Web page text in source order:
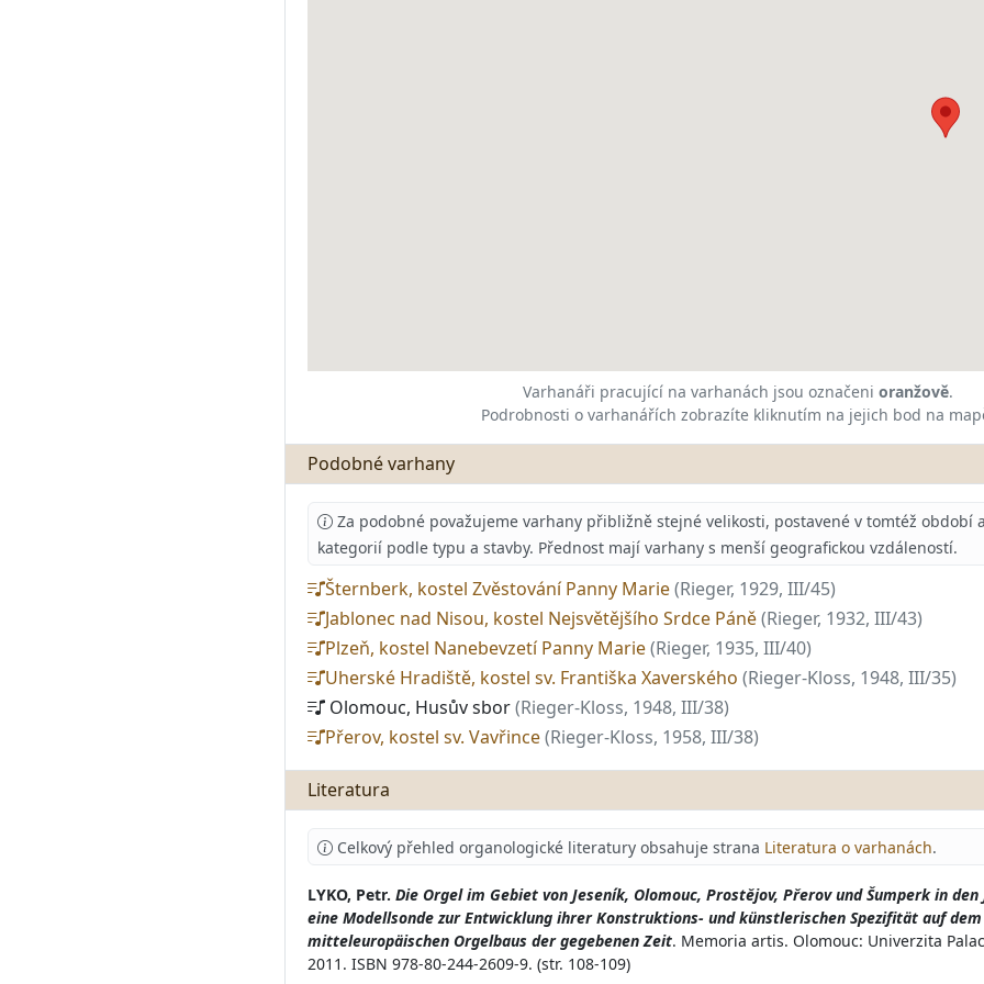
Varhanáři pracující na varhanách jsou označeni oranžově.
Podrobnosti o varhanářích zobrazíte kliknutím na jejich bod na
Podobné varhany
Za podobné považujeme varhany přibližně stejné velikosti, postavené v tomtéž období
kategorií podle typu a stavby. Přednost mají varhany s menší geografickou vzdáleností.
Šternberk, kostel Zvěstování Panny Marie(Rieger, 1929, III/45)
Jablonec nad Nisou, kostel Nejsvětějšího Srdce Páně(Rieger, 1932, III/43)
Plzeň, kostel Nanebevzetí Panny Marie(Rieger, 1935, III/40)
Uherské Hradiště, kostel sv. Františka Xaverského (Rieger-Kloss, 1948, III/35)
Olomouc, Husův sbor(Rieger-Kloss, 1948, III/38)
Přerov, kostel sv. Vavřince(Rieger-Kloss, 1958, III/38)
Literatura
Celkový přehled organologické literatury obsahuje strana Literatura o varhanách.
LYKO, Petr. Die Orgel im Gebiet von Jeseník, Olomouc, Prostějov, Přerov und Šumperk in den
eine Modellsonde zur Entwicklung ihrer Konstruktions- und künstlerischen Spezifität auf
mitteleuropäischen Orgelbaus der gegebenen Zeit. Memoria artis. Olomouc: Univerzita
2011. ISBN 978-80-244-2609-9. (str. 108-109)